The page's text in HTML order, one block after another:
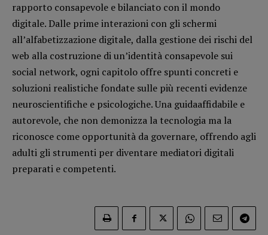
DOSSIER
12 dicembre
Blade Runner 40
Editoria
Intelligenza Artificiale
Maestri sommersi
Pasolini 1922-2022
Psichedelia
Scienza
Stranimondi
Vampirismi
rapporto consapevole e bilanciato con il mondo
digitale. Dalle prime interazioni con gli schermi
all’alfabetizzazione digitale, dalla gestione dei rischi del
web alla costruzione di un’identità consapevole sui
social network, ogni capitolo offre spunti concreti e
soluzioni realistiche fondate sulle più recenti evidenze
neuroscientifiche e psicologiche. Una guidaaffidabile e
autorevole, che non demonizza la tecnologia ma la
riconosce come opportunità da governare, offrendo agli
adulti gli strumenti per diventare mediatori digitali
preparati e competenti.